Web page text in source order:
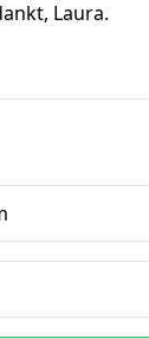
Laura.